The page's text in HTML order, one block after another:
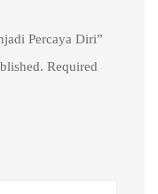
Percaya Diri”
Required